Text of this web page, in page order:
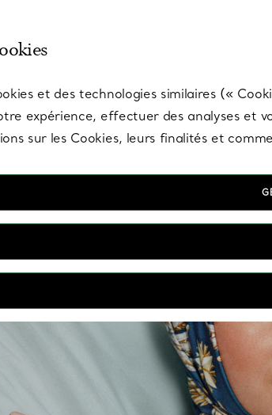
Alliances pour hommes
et des technologies similaires («
expérience, effectuer des analyses et
sur les Cookies, leurs finalités et